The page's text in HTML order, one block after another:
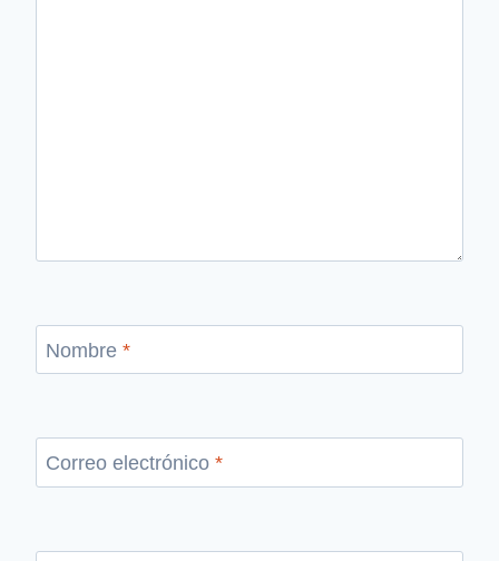
Nombre *
Correo electrónico *